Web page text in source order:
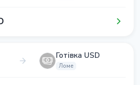
Готівка USD
Ломе